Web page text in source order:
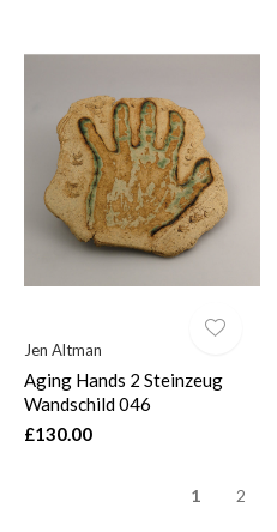
Jen Altman
Aging Hands 2 Steinzeug
Wandschild 046
£130.00
1 2